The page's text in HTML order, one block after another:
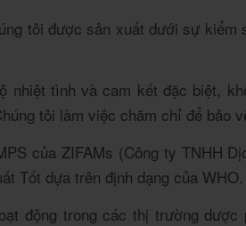
tôi được sản xuất dưới sự
nhiệt tình và cam kết đặc biệt,
tôi làm việc chăm chỉ để bảo
của ZIFAMs (Công ty TNHH
Tốt dựa trên định dạng của WHO.
động trong các thị trường